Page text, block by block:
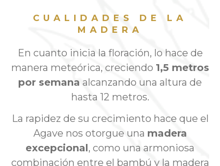
CUALIDADES DE LA
MADERA
En cuanto inicia la floración, lo hace de
manera meteórica, creciendo 1,5 metros
por semana alcanzando una altura de
hasta 12 metros.
La rapidez de su crecimiento hace que el
Agave nos otorgue una madera
excepcional, como una armoniosa
combinación entre el bambú y la madera